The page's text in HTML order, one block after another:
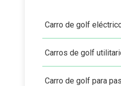
Carro de golf
Carros de golf
Carro de golf para